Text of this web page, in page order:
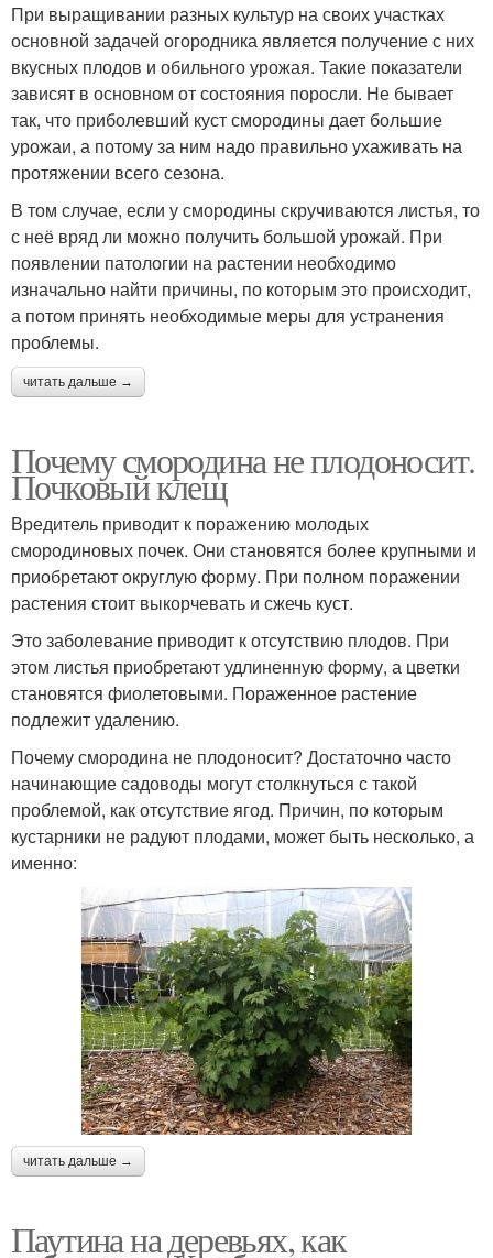
При выращивании разных культур на своих участках
основной задачей огородника является получение с них
вкусных плодов и обильного урожая. Такие показатели
зависят в основном от состояния поросли. Не бывает
так, что приболевший куст смородины дает большие
урожаи, а потому за ним надо правильно ухаживать на
протяжении всего сезона.
В том случае, если у смородины скручиваются листья, то
с неё вряд ли можно получить большой урожай. При
появлении патологии на растении необходимо
изначально найти причины, по которым это происходит,
а потом принять необходимые меры для устранения
проблемы.
читать дальше →
Почему смородина не плодоносит.
Почковый клещ
Вредитель приводит к поражению молодых
смородиновых почек. Они становятся более крупными и
приобретают округлую форму. При полном поражении
растения стоит выкорчевать и сжечь куст.
Это заболевание приводит к отсутствию плодов. При
этом листья приобретают удлиненную форму, а цветки
становятся фиолетовыми. Пораженное растение
подлежит удалению.
Почему смородина не плодоносит? Достаточно часто
начинающие садоводы могут столкнуться с такой
проблемой, как отсутствие ягод. Причин, по которым
кустарники не радуют плодами, может быть несколько, а
именно:
читать дальше →
Паутина на деревьях, как